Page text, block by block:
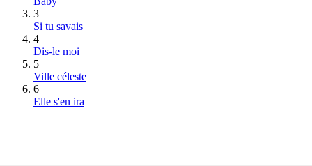
3
Si tu savais
4
Dis-le moi
5
Ville céleste
6
Elle s'en ira